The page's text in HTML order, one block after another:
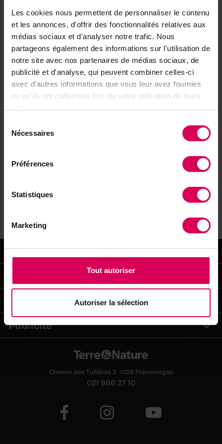
Les cookies nous permettent de personnaliser le contenu
et les annonces, d'offrir des fonctionnalités relatives aux
médias sociaux et d'analyser notre trafic. Nous
partageons également des informations sur l'utilisation de
notre site avec nos partenaires de médias sociaux, de
publicité et d'analyse, qui peuvent combiner celles-ci
avec d'autres informations que vous leur avez fournies
ou qu'ils ont collectées lors de votre utilisation de leurs
Nécessaires
Préférences
Statistiques
Marketing
Tout autoriser
Autoriser la sélection
délicatesse par les cultivateurs locaux. Le tir à l'arc
3D, discipline méconnue du grand public, a accueilli
ses championnats suisses près de Tavannes avec
des cibles d'animaux factices en forêt.
Ce numéro explore les paradoxes de la nature :
certains envahisseurs pourraient nous surprendre,
tandis que l'or rouge des champs de Fribourg
continue de briller, et que les forêts bernoises se
transforment en terrain de jeu pour des archers
Terre&Nature
Publicité
Chemin des Tuilières 3 · 1028 Préverenges
021 966 27 10